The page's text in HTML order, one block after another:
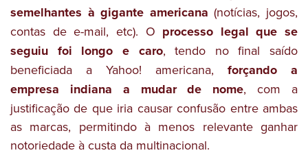
semelhantes à gigante americana (notícias, jogos,
contas de e-mail, etc). O processo legal que se
seguiu foi longo e caro, tendo no final saído
beneficiada a Yahoo! americana, forçando a
empresa indiana a mudar de nome, com a
justificação de que iria causar confusão entre ambas
as marcas, permitindo à menos relevante ganhar
notoriedade à custa da multinacional.